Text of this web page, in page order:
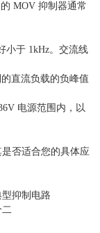
MOV 抑制器通常
小于 1kHz。交流线
直流负载的负峰值
电源范围内，以
否适合您的具体应
抑制电路
二